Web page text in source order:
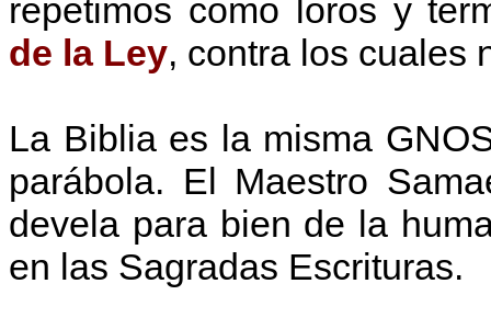
repetimos como loros y
de la Ley, contra los cuales
La Biblia es la misma
parábola. El Maestro
devela para bien de la
en las Sagradas Escrituras.